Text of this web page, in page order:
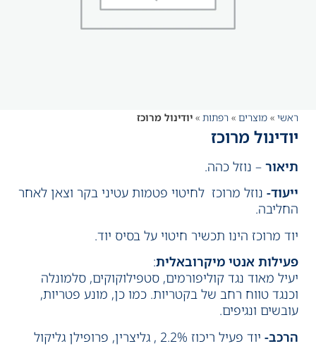
ראשי » מוצרים » רפתות » יודינול מרוכז
יודינול מרוכז
תיאור – נוזל כהה.
ייעוד- נוזל מרוכז לחיטוי פטמות עטיני בקר וצאן לאחר
החליבה.
יוד מרוכז הינו תכשיר חיטוי על בסיס יוד.
פעילות אנטי מיקרובאלית:
יעיל מאוד נגד קוליפורמים, סטפילוקוקים, סלמונלה
וכנגד טווח רחב של בקטריות. כמו כן, מונע פטריות,
עובשים ונגיפים.
הרכב- יוד פעיל ריכוז 2.2% , גליצרין, פרופילן גליקול